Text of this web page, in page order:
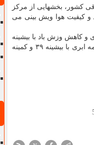
کشور، بخشهایی از مرکز
و کیفیت هوا ویش بینی می
آسمانی صاف تا قسمتی ابری و کاهش وزش باد با بیشینه
۴۲ و کمینه ۲۷ درجه سانتی گراد پیش بینی می شود، اظهار داشت: آسمان تهران دوشنبه ۸ مردادماه کمی ابری تا نیمه ابری با بیشینه ۳۹ و کمینه